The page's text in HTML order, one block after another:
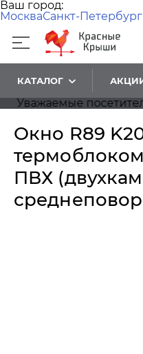
Ваш город:
МоскваСанкт-Петербург
КАТАЛОГ
посетители!
Окно R89
ПВХ